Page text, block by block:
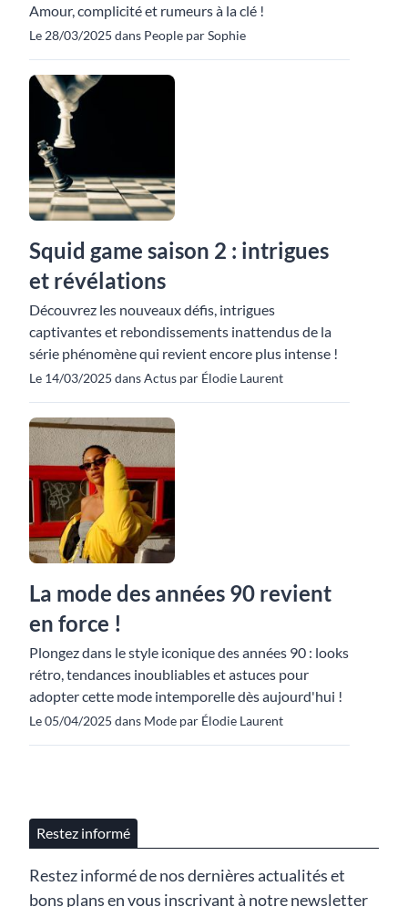
Amour, complicité et rumeurs à la clé !
Le 28/03/2025 dans People par Sophie
Squid game saison 2 : intrigues
et révélations
Découvrez les nouveaux défis, intrigues
captivantes et rebondissements inattendus de la
série phénomène qui revient encore plus intense !
Le 14/03/2025 dans Actus par Élodie Laurent
La mode des années 90 revient
en force !
Plongez dans le style iconique des années 90 : looks
rétro, tendances inoubliables et astuces pour
adopter cette mode intemporelle dès aujourd'hui !
Le 05/04/2025 dans Mode par Élodie Laurent
Restez informé
Restez informé de nos dernières actualités et
bons plans en vous inscrivant à notre newsletter